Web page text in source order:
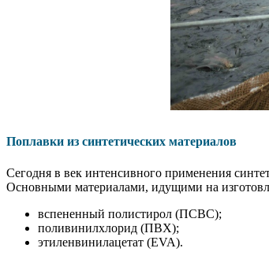
Поплавки из синтетических материалов
Сегодня в век интенсивного применения
Основными материалами, идущими на
вспененный полистирол (ПСВС);
поливинилхлорид (ПВХ);
этиленвинилацетат (EVA).